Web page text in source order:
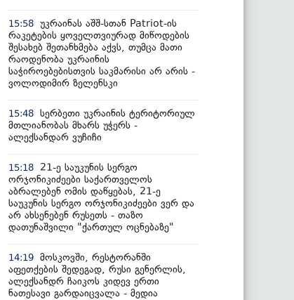
15:58 უკრაინას აშშ-სთან Patriot-ის
რაკეტების ყოველთვიურად მიწოდების
შესახებ შეთანხმება აქვს, თუმცა მათი
რაოდენობა უკრაინის
საჭიროებებისთვის საკმარისი არ არის -
ვოლოდიმირ ზელენსკი
15:48 სერბეთი უკრაინის ტერიტორიულ
მთლიანობას მხარს უჭერს -
ალექსანდარ ვუჩიჩი
15:18
21-ე საუკუნის სერგო
ორჯონიკიძეები საქართველოს
აბრალებენ ომის დაწყებას, 21-ე
საუკუნის სერგო ორჯონიკიძეები ვერ და
არ ახსენებენ რუსეთს - თაზო
დათუნაშვილი "ქართულ ოცნებაზე"
14:19 მოსკოვში, რესტორანში
აფეთქების შედეგად, რუსი გენერლის,
ალექსანდრ ჩაიკოს კიდევ ერთი
ნათესავი გარდაიცვალა - მედია